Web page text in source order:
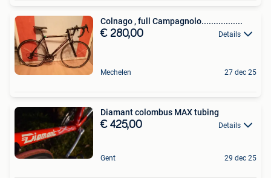
Colnago , full Campagnolo.................
€ 280,00 Details
Mechelen 27 dec 25
Diamant colombus MAX tubing
€ 425,00 Details
Gent 29 dec 25